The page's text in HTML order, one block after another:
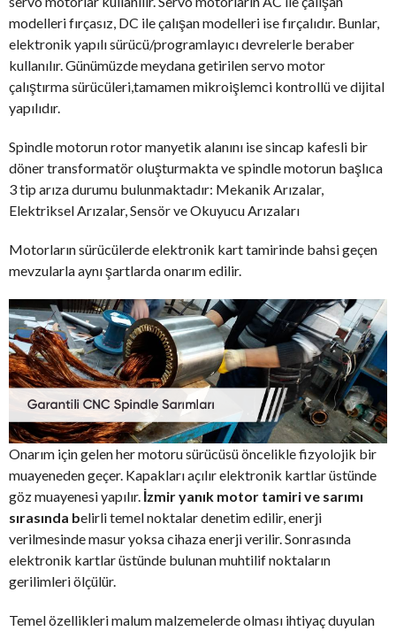
modelleri fırçasız, DC ile çalışan modelleri ise fırçalıdır. Bunlar,
elektronik yapılı sürücü/programlayıcı devrelerle beraber
kullanılır. Günümüzde meydana getirilen servo motor
çalıştırma sürücüleri,tamamen mikroişlemci kontrollü ve dijital
yapılıdır.
Spindle motorun rotor manyetik alanını ise sincap kafesli bir
döner transformatör oluşturmakta ve spindle motorun başlıca
3 tip arıza durumu bulunmaktadır: Mekanik Arızalar,
Elektriksel Arızalar, Sensör ve Okuyucu Arızaları
Motorların sürücülerde elektronik kart tamirinde bahsi geçen
mevzularla aynı şartlarda onarım edilir.
Onarım için gelen her motoru sürücüsü öncelikle fizyolojik bir
muayeneden geçer. Kapakları açılır elektronik kartlar üstünde
göz muayenesi yapılır. İzmir yanık motor tamiri ve sarımı
sırasında belirli temel noktalar denetim edilir, enerji
verilmesinde masur yoksa cihaza enerji verilir. Sonrasında
elektronik kartlar üstünde bulunan muhtilif noktaların
gerilimleri ölçülür.
Temel özellikleri malum malzemelerde olması ihtiyaç duyulan